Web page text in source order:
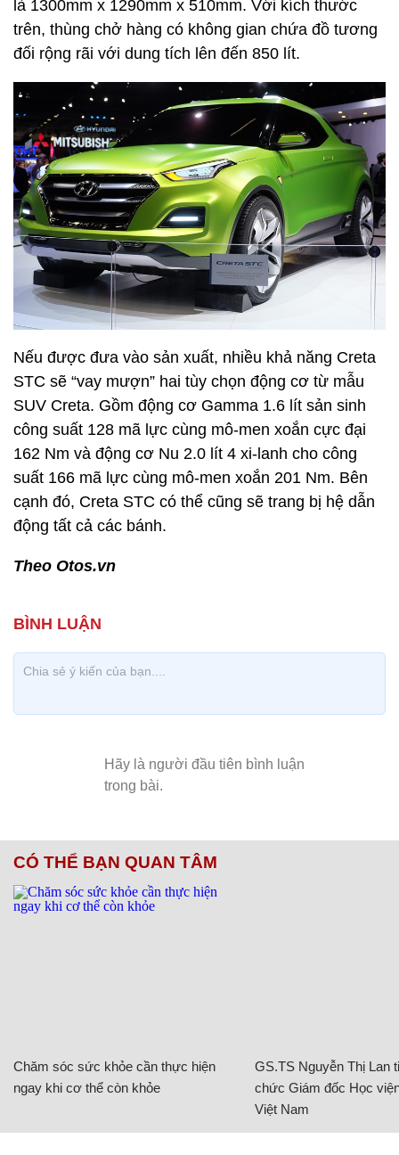
là 1300mm x 1290mm x 510mm. Với kích thước
trên, thùng chở hàng có không gian chứa đồ tương
đối rộng rãi với dung tích lên đến 850 lít.
Nếu được đưa vào sản xuất, nhiều khả năng Creta
STC sẽ “vay mượn” hai tùy chọn động cơ từ mẫu
SUV Creta. Gồm động cơ Gamma 1.6 lít sản sinh
công suất 128 mã lực cùng mô-men xoắn cực đại
162 Nm và động cơ Nu 2.0 lít 4 xi-lanh cho công
suất 166 mã lực cùng mô-men xoắn 201 Nm. Bên
cạnh đó, Creta STC có thể cũng sẽ trang bị hệ dẫn
động tất cả các bánh.
Theo Otos.vn
CÓ THỂ BẠN QUAN TÂM
Chăm sóc sức khỏe cần thực hiện
ngay khi cơ thể còn khỏe
GS.TS Nguyễn Thị Lan
chức Giám đốc Học
Việt Nam